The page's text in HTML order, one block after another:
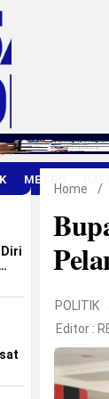
METRO
Home /
POLITIK
Editor :